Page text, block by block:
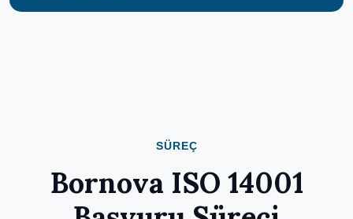
SÜREÇ
Bornova ISO 14001